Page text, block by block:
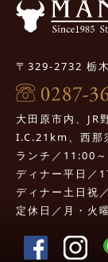
〒329-2732 栃
大田原市内、JR
I.C.21km、西那
ランチ／11:00
ディナー平日／
ディナー土日祝
定休日／月・火